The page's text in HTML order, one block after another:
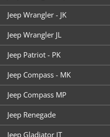
Jeep Wrangler - JK
Jeep Wrangler JL
Jeep Patriot - PK
Jeep Compass - MK
Jeep Compass MP
Jeep Renegade
Jeep Gladiator JT